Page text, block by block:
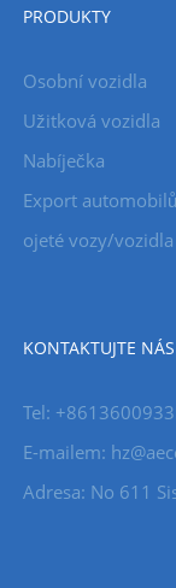
PRODUKTY
Osobní vozidla
Užitková vozidla
Nabíječka
Export automobilů
ojeté vozy/vozidla
KONTAKTUJTE NÁS
Tel:
E-mailem:
Adresa: No 611